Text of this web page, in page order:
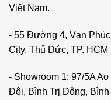
Việt Nam.
- 55 Đường 4, Vạn Phúc
City, Thủ Đức, TP. HCM
- Showroom 1: 97/5A Ao
Đôi, Bình Trị Đông, Bình